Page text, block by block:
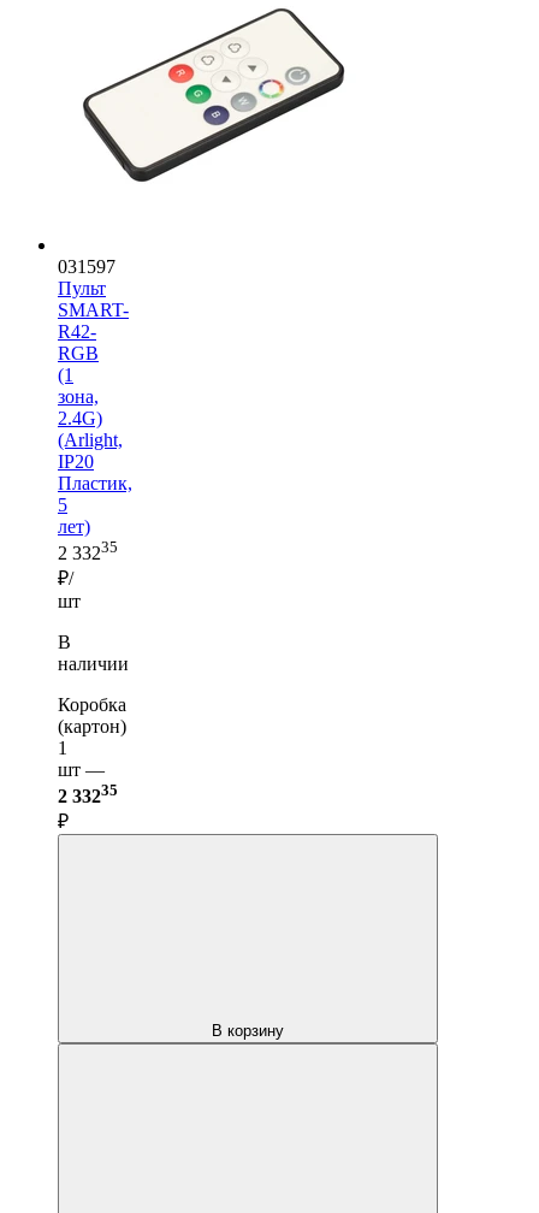
031597
Пульт
SMART-
R42-
RGB
(1
зона,
2.4G)
(Arlight,
IP20
Пластик,
5
лет)
2 33235
₽/
шт
В
наличии
Коробка
(картон)
1
шт —
2 33235
₽
В корзину